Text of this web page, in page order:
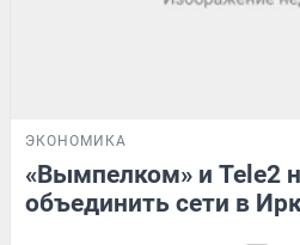
ЭКОНОМИКА
«Вымпелком» и Tele2
объединить сети в